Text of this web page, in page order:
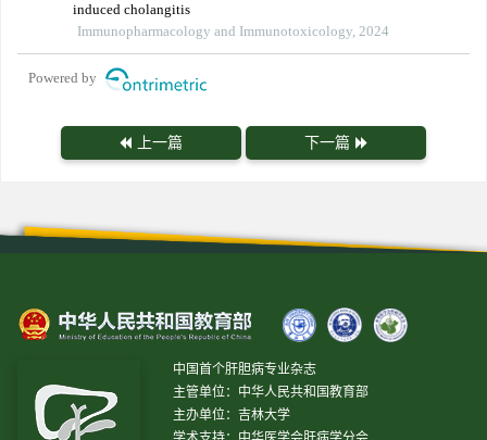
induced cholangitis
Immunopharmacology and Immunotoxicology, 2024
Powered by
上一篇 下一篇
中国首个肝胆病专业杂志
主管单位：中华人民共和国教育部
主办单位：吉林大学